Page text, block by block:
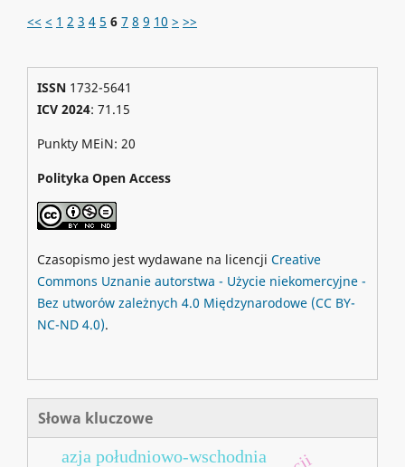
<< < 1 2 3 4 5 6 7 8 9 10 > >>
ISSN1732-5641
ICV 2024: 71.15
Punkty MEiN: 20
Polityka Open Access
Czasopismo jest wydawane na licencji Creative
Commons Uznanie autorstwa - Użycie niekomercyjne -
Bez utworów zależnych 4.0 Międzynarodowe (CC BY-
NC-ND 4.0).
Słowa kluczowe
azja południowo-wschodnia